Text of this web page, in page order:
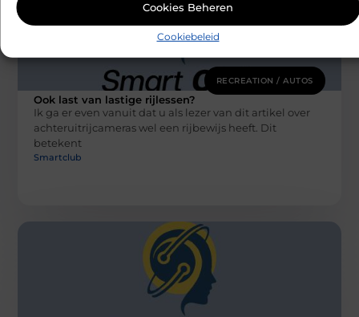
Cookies Beheren
Cookiebeleid
RECREATION / AUTOS
Ook last van lastige rijlessen?
Ik ga er even vanuit dat u als lezer van dit artikel over
achteruitrijcameras wel een rijbewijs heeft. Dit
betekent
Smartclub